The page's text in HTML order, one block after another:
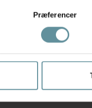
Præferencer
Wasabi WA-
Skirt - Sort nederdel...